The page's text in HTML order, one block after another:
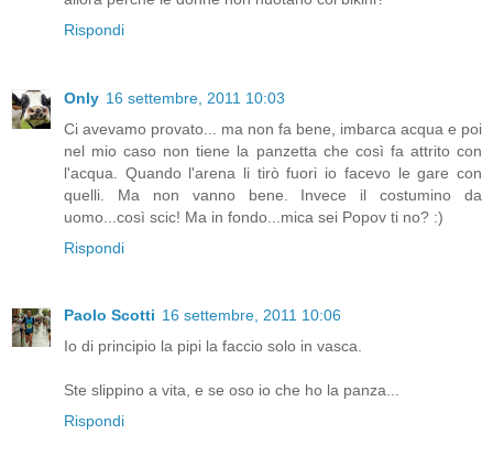
Rispondi
Only 16 settembre, 2011 10:03
Ci avevamo provato... ma non fa bene, imbarca acqua e poi
nel mio caso non tiene la panzetta che così fa attrito con
l'acqua. Quando l'arena li tirò fuori io facevo le gare con
quelli. Ma non vanno bene. Invece il costumino da
uomo...così scic! Ma in fondo...mica sei Popov ti no? :)
Rispondi
Paolo Scotti 16 settembre, 2011 10:06
Io di principio la pipi la faccio solo in vasca.
Ste slippino a vita, e se oso io che ho la panza...
Rispondi